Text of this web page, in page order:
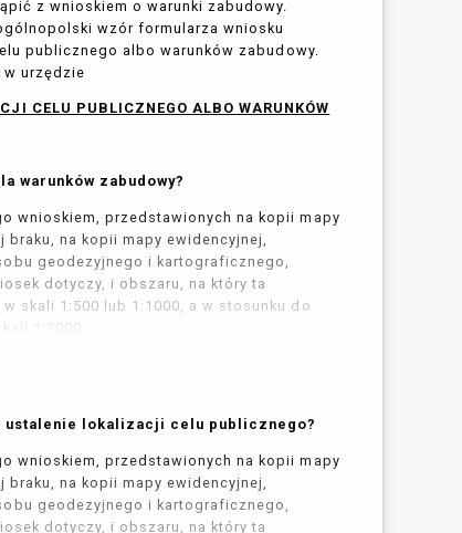
z wnioskiem o warunki zabudowy.
wzór formularza wniosku
publicznego albo warunków zabudowy.
w urzędzie
CELU PUBLICZNEGO ALBO WARUNKÓW
warunków zabudowy?
wnioskiem, przedstawionych na kopii mapy
na kopii mapy ewidencyjnej,
geodezyjnego i kartograficznego,
dotyczy, i obszaru, na który ta
skali 1:500 lub 1:1000, a w stosunku do
1:2000;
kopii (nie kserokopii) mapy
się od granic terenu objętego
(art. 61 ust. 5a upzp).
tę część granicy działki budowlanej,
wewnętrznej, z której odbywa się główny
ustalenie lokalizacji celu publicznego?
wnioskiem, przedstawionych na kopii mapy
na kopii mapy ewidencyjnej,
geodezyjnego i kartograficznego,
dotyczy, i obszaru, na który ta